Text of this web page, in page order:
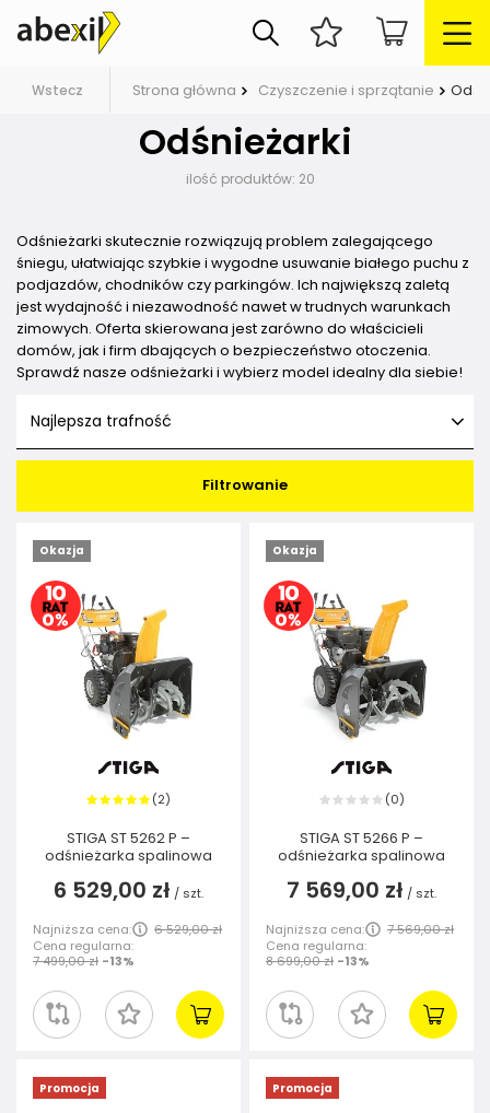
Wstecz Strona główna Czyszczenie i sprzątanie
Odśnieżarki
ilość produktów: 20
Odśnieżarki skutecznie rozwiązują problem zalegającego
śniegu, ułatwiając szybkie i wygodne usuwanie białego puchu z
podjazdów, chodników czy parkingów. Ich największą zaletą
jest wydajność i niezawodność nawet w trudnych warunkach
zimowych. Oferta skierowana jest zarówno do właścicieli
domów, jak i firm dbających o bezpieczeństwo otoczenia.
Sprawdź nasze odśnieżarki i wybierz model idealny dla siebie!
Najlepsza trafność
Filtrowanie
Okazja
(2)
STIGA ST 5262 P –
odśnieżarka spalinowa
6 529,00 zł / szt.
Najniższa cena:
6 529,00 zł
Cena regularna:
7 499,00 zł -13%
Okazja
(0)
STIGA ST 5266 P –
odśnieżarka spalinowa
7 569,00 zł / szt.
Najniższa cena:
7 569,00 zł
Cena regularna:
8 699,00 zł -13%
Promocja Promocja